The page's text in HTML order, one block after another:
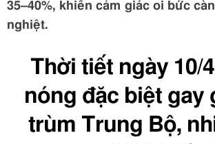
35–40%, khiến cảm giác oi bức
nghiệt.
Thời tiết ngày 10/
nóng đặc biệt gay
trùm Trung Bộ,